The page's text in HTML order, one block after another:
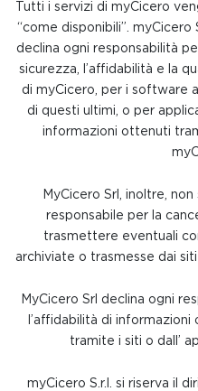
Tutti i servizi di myCicero
“come disponibili”. myCicero
declina ogni responsabilità
sicurezza, l’affidabilità e la
di myCicero, per i software
di questi ultimi, o per
informazioni ottenuti
MyCicero Srl, inoltre,
responsabile per la
trasmettere eventuali
archiviate o trasmesse dai
MyCicero Srl declina ogni
l’affidabilità di
tramite i siti o dall’
myCicero S.r.l. si riserva il